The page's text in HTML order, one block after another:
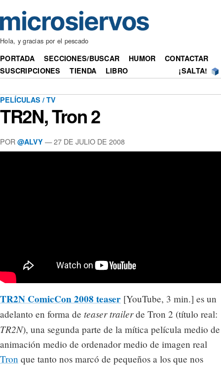
Hola, y gracias por el pescado
PORTADA SECCIONES/BUSCAR HUMOR
CONTACTAR
SUSCRIPCIONES
TIENDA LIBRO ¡SALTA!
PELÍCULAS / TV
TR2N, Tron 2
POR @ALVY — 27 DE JULIO DE 2008
TR2N ComicCon 2008 teaser [YouTube, 3 min.] es un
adelanto en forma de teaser trailerde Tron 2 (título real:
TR2N), una segunda parte de la mítica película medio de
animación medio de ordenador medio de imagen real
Tron que tanto nos marcó de pequeños a los que nos